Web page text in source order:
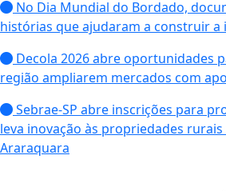
No Dia Mundial do Bordado,
histórias que ajudaram a construir
Decola 2026 abre oportunidades
região ampliarem mercados com
Sebrae-SP abre inscrições para
leva inovação às propriedades
Araraquara